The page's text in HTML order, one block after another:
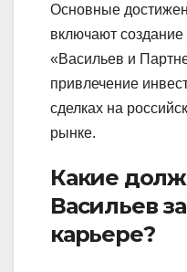
Основные
включают
«Васильев и
привлечение
сделках на
рынке.
Какие
Васильев
карьере?